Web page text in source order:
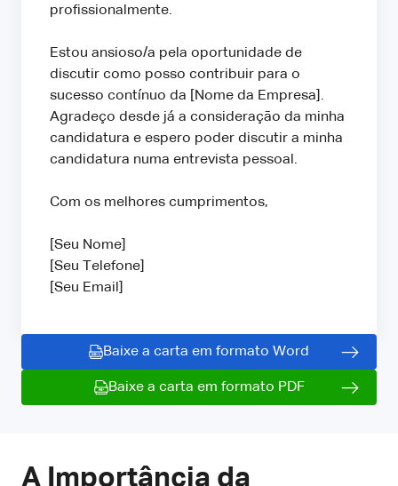
profissionalmente.
Estou ansioso/a pela oportunidade de
discutir como posso contribuir para o
sucesso contínuo da [Nome da Empresa].
Agradeço desde já a consideração da minha
candidatura e espero poder discutir a minha
candidatura numa entrevista pessoal.
Com os melhores cumprimentos,
[Seu Nome]
[Seu Telefone]
[Seu Email]
Baixe a carta em formato Word
Baixe a carta em formato PDF
A Importância da